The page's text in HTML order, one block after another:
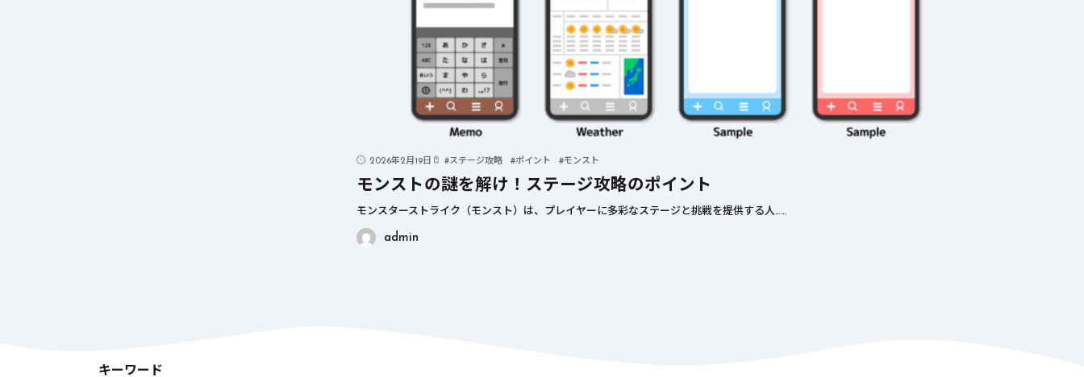
2026年2月19日 #ステージ攻略 #ポイント #モンスト
モンストの謎を解け！ステージ攻略のポイント
モンスターストライク（モンスト）は、プレイヤーに多彩なステージと挑戦を提供する人……
admin
キーワード